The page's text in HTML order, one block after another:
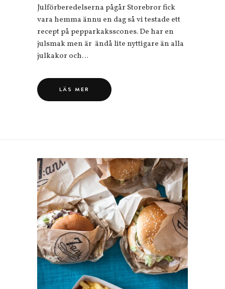
Julförberedelserna pågår Storebror fick
vara hemma ännu en dag så vi testade ett
recept på pepparkaksscones. De har en
julsmak men är ändå lite nyttigare än alla
julkakor och…
LÄS MER